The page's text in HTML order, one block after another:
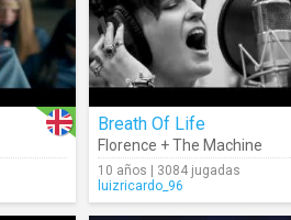
Breath Of Life
Florence + The Machine
10 años | 3084 jugadas
luizricardo_96